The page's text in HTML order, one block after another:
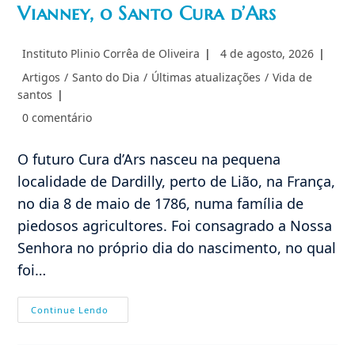
Vianney, o Santo Cura d’Ars
Autor
post:
Instituto Plinio Corrêa de Oliveira
Post
4 de agosto, 2026
Categoria
do
Artigos / Santo do Dia / Últimas atualizações / Vida de
santos
Comentários
0 comentário
O futuro Cura d’Ars nasceu na pequena
localidade de Dardilly, perto de Lião, na França,
no dia 8 de maio de 1786, numa família de
piedosos agricultores. Foi consagrado a Nossa
Senhora no próprio dia do nascimento, no qual
foi…
Continue Lendo
–